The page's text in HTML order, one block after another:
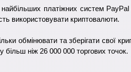
найбільших платіжних систем
використовувати криптовалюти.
обмінювати та зберігати свої
ніж 26 000 000 торгових точок.